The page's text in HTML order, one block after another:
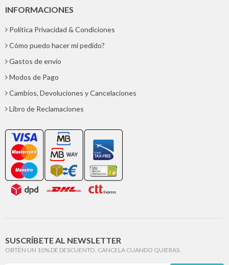
INFORMACIONES
Política Privacidad & Condiciones
Cómo puedo hacer mi pedido?
Gastos de envío
Modos de Pago
Cambios, Devoluciones y Cancelaciones
Libro de Reclamaciones
SUSCRÍBETE AL NEWSLETTER
OBTÉN UN 10% DE DESCUENTO. CANCELA CUANDO QUIERAS.